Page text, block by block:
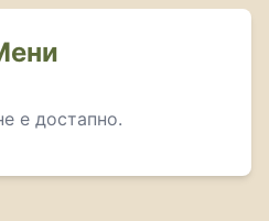
е достапно.